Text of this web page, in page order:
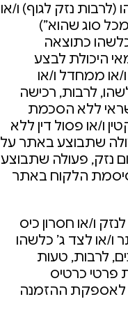
נזק לגוף) ו/או
סוג שהוא”)
כתוצאה
היכולת לבצע
או ממחדל ו/או
לרבות, רכישה
ללא הסכמת
ו/או פסול דין ללא
שתבוצע באתר על
נזק, פעולה שתבוצע
הלקוח באתר
ו/או חסרון כיס
ו/או לצד ג’ כלשהו
לרבות, טעות
פרטי כרטיס
לאספקת ההזמנה